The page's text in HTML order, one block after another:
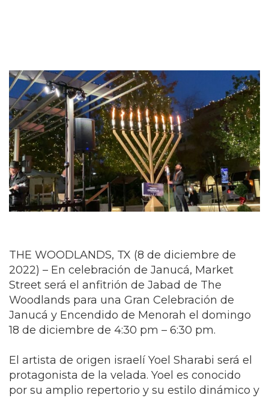
THE WOODLANDS, TX (8 de diciembre de
2022) – En celebración de Janucá, Market
Street será el anfitrión de Jabad de The
Woodlands para una Gran Celebración de
Janucá y Encendido de Menorah el domingo
18 de diciembre de 4:30 pm – 6:30 pm.
El artista de origen israelí Yoel Sharabi será el
protagonista de la velada. Yoel es conocido
por su amplio repertorio y su estilo dinámico y